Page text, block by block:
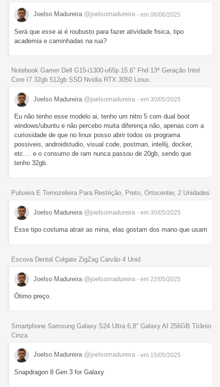
Joelso Madureira @joelsomadureira - em 06/06/2025
Será que esse ai é roubusto para fazer atividade fisica, tipo
academia e caminhadas na rua?
Notebook Gamer Dell G15-i1300-u65p 15.6" Fhd 13ª Geração Intel
Core I7 32gb 512gb SSD Nvidia RTX 3050 Linux.
Joelso Madureira @joelsomadureira - em 30/05/2025
Eu não tenho esse modelo ai, tenho um nitro 5 com dual boot
windows/ubuntu e não percebo muita diferença não, apenas com a
curiosidade de que no linux posso abrir todos os programa
possiveis, androidstudio, visual code, postman, intellij, docker,
etc.... e o consumo de ram nunca passou de 20gb, sendo que
tenho 32gb.
Pulseira E Tornozeleira Para Restrição, Preto, Ortocenter, 2 Unidades
Joelso Madureira @joelsomadureira - em 30/05/2025
Esse tipo costuma atrair as mina, elas gostam dos mano que usam
Escova Dental Colgate ZigZag Carvão 4 Unid
Joelso Madureira @joelsomadureira - em 22/05/2025
Ótimo preço.
Smartphone Samsung Galaxy S24 Ultra 6,8" Galaxy AI 256GB Titânio
Cinza
Joelso Madureira @joelsomadureira - em 15/05/2025
Snapdragon 8 Gen 3 for Galaxy